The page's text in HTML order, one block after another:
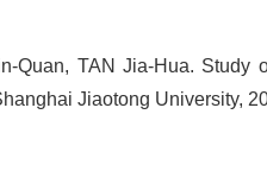
Quan, TAN Jia-Hua. Study
Jiaotong University,